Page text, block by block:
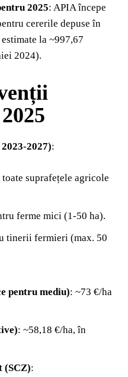
2025: APIA începe
cererile depuse în
la ~997,67
2024).
2027):
suprafețele agricole
ferme mici (1-50 ha).
tinerii fermieri (max. 50
pentru mediu): ~73 €/ha
: ~58,18 €/ha, în
(SCZ):